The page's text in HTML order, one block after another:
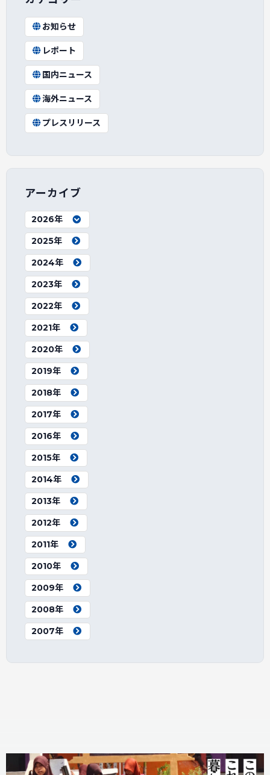
お知らせ
レポート
国内ニュース
海外ニュース
プレスリリース
アーカイブ
2026年
2025年
2024年
2023年
2022年
2021年
2020年
2019年
2018年
2017年
2016年
2015年
2014年
2013年
2012年
2011年
2010年
2009年
2008年
2007年